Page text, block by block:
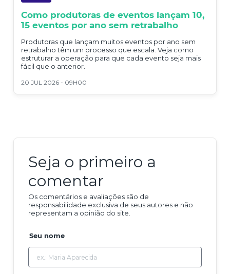
Como produtoras de eventos lançam 10,
15 eventos por ano sem retrabalho
Produtoras que lançam muitos eventos por ano sem
retrabalho têm um processo que escala. Veja como
estruturar a operação para que cada evento seja mais
fácil que o anterior.
20 JUL 2026 - 09H00
Seja o primeiro a
comentar
Os comentários e avaliações são de
responsabilidade exclusiva de seus autores e não
representam a opinião do site.
Seu nome